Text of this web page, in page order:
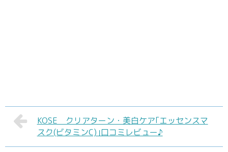
KOSE クリアターン・美白ケア｢エッセンスマ
スク(ビタミンC)｣口コミレビュー♪